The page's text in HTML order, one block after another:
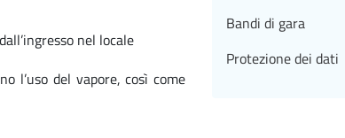
nel locale
l’uso del vapore, così come
Bandi di gara
Protezione dei dati